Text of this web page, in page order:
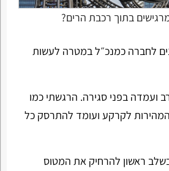
בתוך רכבת הרים?
לחברה כמנכ״ל במטרה לעשות
ועמדה בפני סגירה. הרגשתי כמו
לקרקע ועומד להתרסק כל
ראשון להרחיק את המטוס